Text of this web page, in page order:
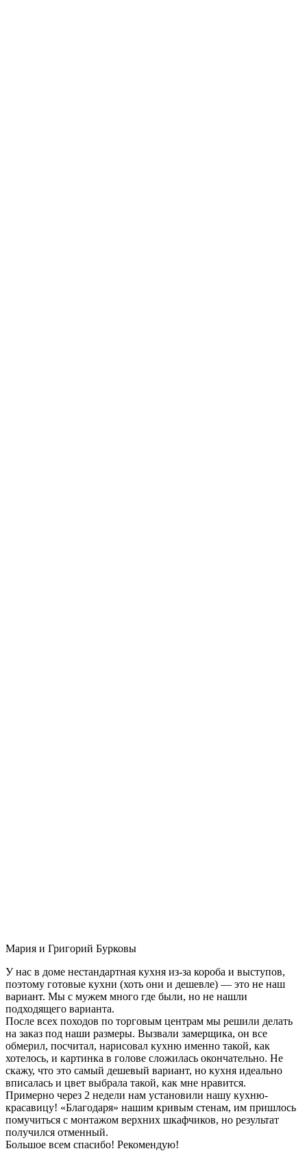
Мария и Григорий Бурковы
У нас в доме нестандартная кухня из-за короба и выступов,
поэтому готовые кухни (хоть они и дешевле) — это не наш
вариант. Мы с мужем много где были, но не нашли
подходящего варианта.
После всех походов по торговым центрам мы решили делать
на заказ под наши размеры. Вызвали замерщика, он все
обмерил, посчитал, нарисовал кухню именно такой, как
хотелось, и картинка в голове сложилась окончательно. Не
скажу, что это самый дешевый вариант, но кухня идеально
вписалась и цвет выбрала такой, как мне нравится.
Примерно через 2 недели нам установили нашу кухню-
красавицу! «Благодаря» нашим кривым стенам, им пришлось
помучиться с монтажом верхних шкафчиков, но результат
получился отменный.
Большое всем спасибо! Рекомендую!